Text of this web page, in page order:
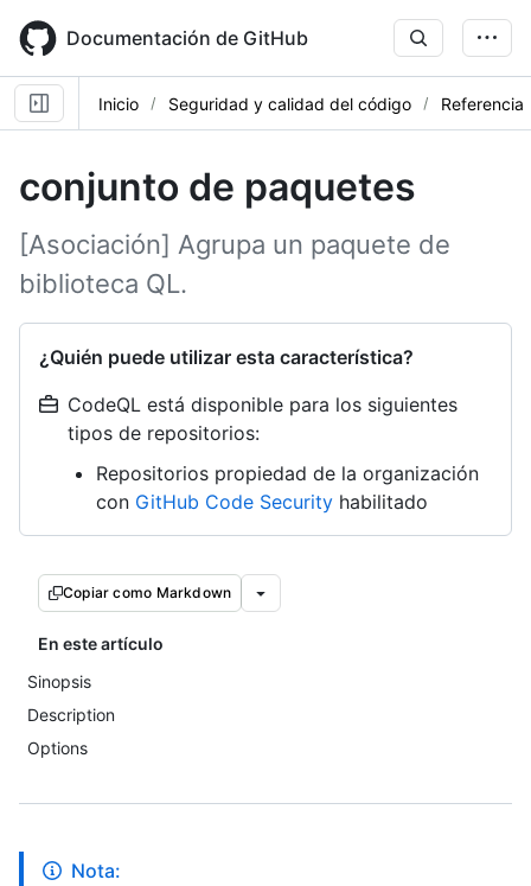
main
content
Documentación de GitHub
Inicio Seguridad y calidad del código Referencia
conjunto de paquetes
[Asociación] Agrupa un paquete de
biblioteca QL.
¿Quién puede utilizar esta característica?
CodeQL está disponible para los siguientes
tipos de repositorios:
Repositorios propiedad de la organización
con GitHub Code Security habilitado
Copiar como Markdown
En este artículo
Sinopsis
Description
Options
Nota: